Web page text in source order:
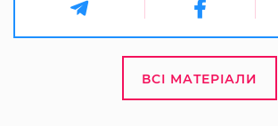
ВСІ МАТЕРІАЛИ